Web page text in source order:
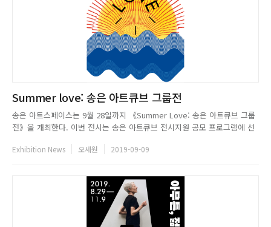
Summer love: 송은 아트큐브 그룹전
송은 아트스페이스는 9월 28일까지 《Summer Love: 송은 아트큐브 그룹
전》을 개최한다. 이번 전시는 송은 아트큐브 전시지원 공모 프로그램에 선
술대상과 함께 매년 공정한 공모와 심사를 통해 역량 있는 신진작가들을 지
Exhibition News 오세원 2019-09-09